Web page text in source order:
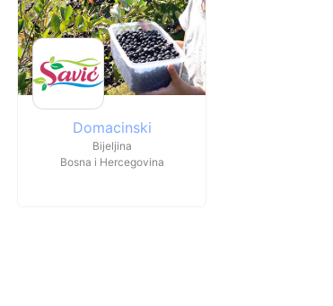
Domacinski
Bijeljina
Bosna i Hercegovina